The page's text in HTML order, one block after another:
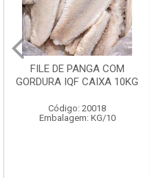
FILE DE PANGA SEMI
APARADO PACOTE 1KG
Código: 20019
Embalagem: KG/10